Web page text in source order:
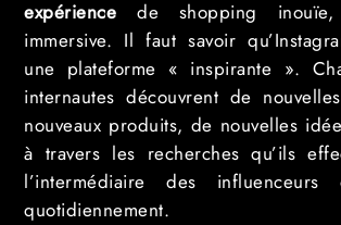
expérience de shopping inouïe,
immersive. Il faut savoir
une plateforme « inspirante ».
internautes découvrent de
nouveaux produits, de nouvelles
à travers les recherches qu’ils
l’intermédiaire des influenceurs
quotidiennement.